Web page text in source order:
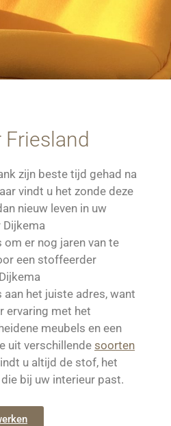
zijn beste tijd gehad na
vindt u het zonde deze
nieuw leven in uw
Dijkema
er nog jaren van te
een stoffeerder
het juiste adres, want
ervaring met het
meubels en een
uit verschillende soorten
u altijd de stof, het
bij uw interieur past.